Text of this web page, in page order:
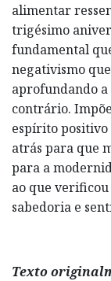
alimentar
trigésimo
fundamental
negativismo
aprofundando a
contrário.
espírito positivo
atrás para que
para a
ao que verificou
sabedoria e
Texto